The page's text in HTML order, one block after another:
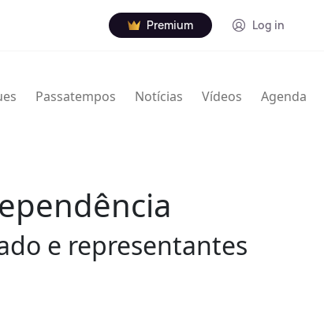
Premium Log in
Passatempos Notícias Vídeos Agenda
e representantes